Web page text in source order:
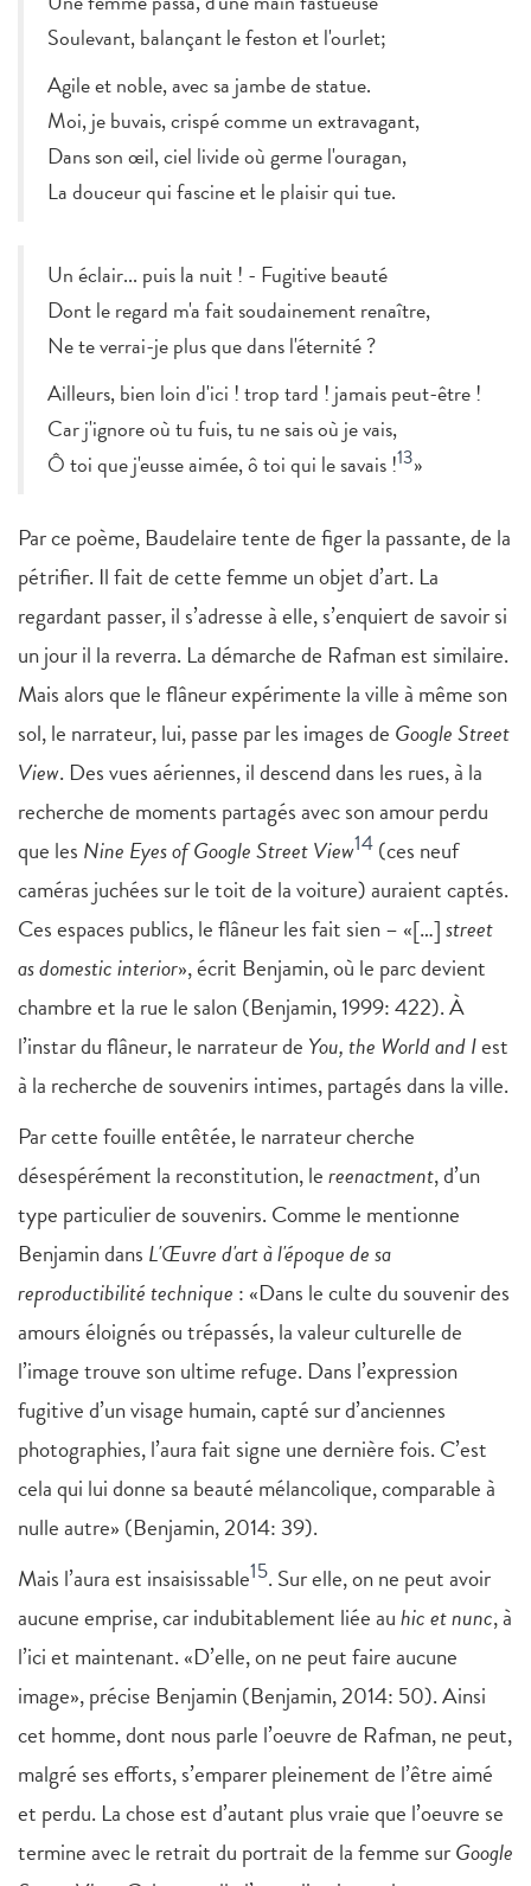
Soulevant, balançant le feston et l'ourlet;
Agile et noble, avec sa jambe de statue.
Moi, je buvais, crispé comme un extravagant,
Dans son œil, ciel livide où germe l'ouragan,
La douceur qui fascine et le plaisir qui tue.
Un éclair... puis la nuit ! - Fugitive beauté
Dont le regard m'a fait soudainement renaître,
Ne te verrai-je plus que dans l'éternité ?
Ailleurs, bien loin d'ici ! trop tard ! jamais peut-être !
Car j'ignore où tu fuis, tu ne sais où je vais,
Ô toi que j'eusse aimée, ô toi qui le savais !13»
Par ce poème, Baudelaire tente de figer la passante, de la
pétrifier. Il fait de cette femme un objet d’art. La
regardant passer, il s’adresse à elle, s’enquiert de savoir si
un jour il la reverra. La démarche de Rafman est similaire.
Mais alors que le flâneur expérimente la ville à même son
sol, le narrateur, lui, passe par les images de Google Street
View. Des vues aériennes, il descend dans les rues, à la
recherche de moments partagés avec son amour perdu
que les Nine Eyes of Google Street View14 (ces neuf
caméras juchées sur le toit de la voiture) auraient captés.
Ces espaces publics, le flâneur les fait sien – «[…]street
as domestic interior», écrit Benjamin, où le parc devient
chambre et la rue le salon (Benjamin, 1999: 422). À
l’instar du flâneur, le narrateur de You, the World and Iest
à la recherche de souvenirs intimes, partagés dans la ville.
Par cette fouille entêtée, le narrateur cherche
désespérément la reconstitution, lereenactment, d’un
type particulier de souvenirs. Comme le mentionne
Benjamin dans L'Œuvre d'art à l'époque de sa
reproductibilité technique : «Dans le culte du souvenir des
amours éloignés ou trépassés, la valeur culturelle de
l’image trouve son ultime refuge. Dans l’expression
fugitive d’un visage humain, capté sur d’anciennes
photographies, l’aura fait signe une dernière fois. C’est
cela qui lui donne sa beauté mélancolique, comparable à
nulle autre» (Benjamin, 2014: 39).
Mais l’aura est insaisissable15. Sur elle, on ne peut avoir
aucune emprise, car indubitablement liée auhic et nunc, à
l’ici et maintenant. «D’elle, on ne peut faire aucune
image», précise Benjamin (Benjamin, 2014: 50). Ainsi
cet homme, dont nous parle l’oeuvre de Rafman, ne peut,
malgré ses efforts, s’emparer pleinement de l’être aimé
et perdu. La chose est d’autant plus vraie que l’oeuvre se
termine avec le retrait du portrait de la femme surGoogle